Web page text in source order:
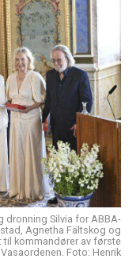
dronning Silvia for ABBA-
Agnetha Fältskog og
til kommandører av første
Foto: Henrik